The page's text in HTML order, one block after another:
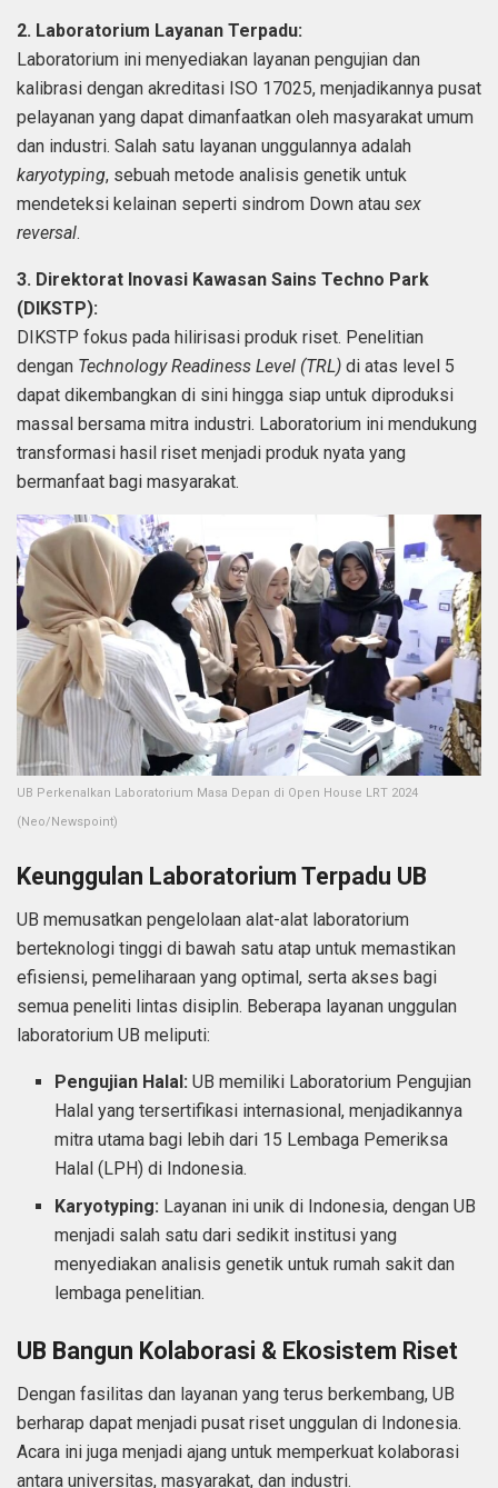
2. Laboratorium Layanan Terpadu:
Laboratorium ini menyediakan layanan pengujian dan
kalibrasi dengan akreditasi ISO 17025, menjadikannya pusat
pelayanan yang dapat dimanfaatkan oleh masyarakat umum
dan industri. Salah satu layanan unggulannya adalah
karyotyping, sebuah metode analisis genetik untuk
mendeteksi kelainan seperti sindrom Down atau sex
reversal.
3. Direktorat Inovasi Kawasan Sains Techno Park
(DIKSTP):
DIKSTP fokus pada hilirisasi produk riset. Penelitian
dengan Technology Readiness Level (TRL) di atas level 5
dapat dikembangkan di sini hingga siap untuk diproduksi
massal bersama mitra industri. Laboratorium ini mendukung
transformasi hasil riset menjadi produk nyata yang
bermanfaat bagi masyarakat.
UB Perkenalkan Laboratorium Masa Depan di Open House LRT 2024
(Neo/Newspoint)
Keunggulan Laboratorium Terpadu UB
UB memusatkan pengelolaan alat-alat laboratorium
berteknologi tinggi di bawah satu atap untuk memastikan
efisiensi, pemeliharaan yang optimal, serta akses bagi
semua peneliti lintas disiplin. Beberapa layanan unggulan
laboratorium UB meliputi:
Pengujian Halal: UB memiliki Laboratorium Pengujian
Halal yang tersertifikasi internasional, menjadikannya
mitra utama bagi lebih dari 15 Lembaga Pemeriksa
Halal (LPH) di Indonesia.
Karyotyping: Layanan ini unik di Indonesia, dengan UB
menjadi salah satu dari sedikit institusi yang
menyediakan analisis genetik untuk rumah sakit dan
lembaga penelitian.
UB Bangun Kolaborasi & Ekosistem Riset
Dengan fasilitas dan layanan yang terus berkembang, UB
berharap dapat menjadi pusat riset unggulan di Indonesia.
Acara ini juga menjadi ajang untuk memperkuat kolaborasi
antara universitas, masyarakat, dan industri.